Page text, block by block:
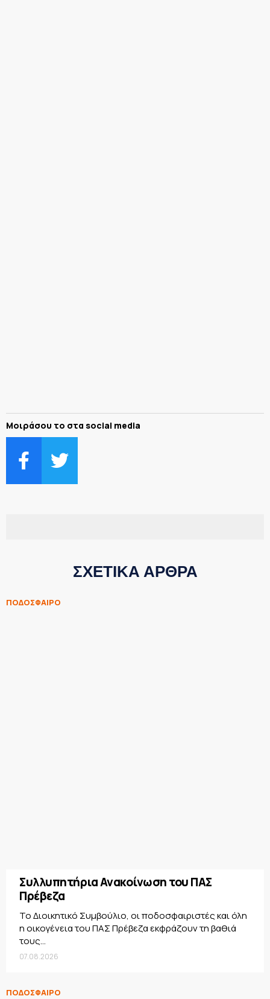
Μοιράσου το στα social media
ΣΧΕΤΙΚΑ ΑΡΘΡΑ
ΠΟΔΟΣΦΑΙΡΟ
Συλλυπητήρια Ανακοίνωση του ΠΑΣ
Πρέβεζα
Το Διοικητικό Συμβούλιο, οι ποδοσφαιριστές και όλη
η οικογένεια του ΠΑΣ Πρέβεζα εκφράζουν τη βαθιά
τους...
07.08.2026
ΠΟΔΟΣΦΑΙΡΟ